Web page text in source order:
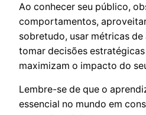
Ao conhecer seu público,
comportamentos,
sobretudo, usar métricas
tomar decisões
maximizam o impacto do
Lembre-se de que o
essencial no mundo em